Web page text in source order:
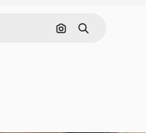
Buscar por imagen
Buscar